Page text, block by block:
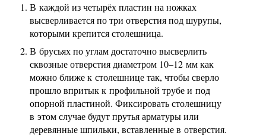
В каждой из четырёх пластин на ножках
высверливается по три отверстия под шурупы,
которыми крепится столешница.
В брусьях по углам достаточно высверлить
сквозные отверстия диаметром 10–12 мм как
можно ближе к столешнице так, чтобы сверло
прошло впритык к профильной трубе и под
опорной пластиной. Фиксировать столешницу
в этом случае будут прутья арматуры или
деревянные шпильки, вставленные в отверстия.